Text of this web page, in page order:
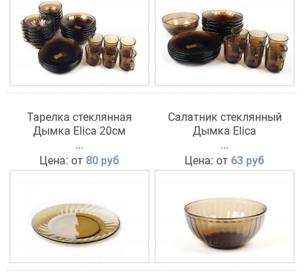
Тарелка стеклянная
Дымка Elica 20см
...
Цена: от 80 руб
Салатник стеклянный
Дымка Elica
...
Цена: от 63 руб